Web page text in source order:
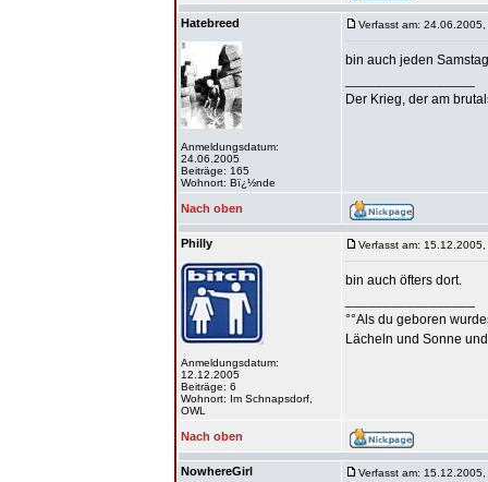
Hatebreed
Anmeldungsdatum:
24.06.2005
Beiträge: 165
Wohnort: Bï¿½nde
Verfasst am: 24.06.2005,
bin auch jeden
Der Krieg, der am
Nach oben
Philly
Anmeldungsdatum:
12.12.2005
Beiträge: 6
Wohnort: Im Schnapsdorf,
OWL
Verfasst am:
bin auch öfters dort.
°°Als du geboren
Lächeln und Sonne
Nach oben
NowhereGirl Verfasst am: